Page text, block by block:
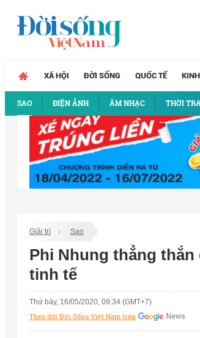
XÃ HỘI ĐỜI SỐNG QUỐC TẾ
SAO ĐIỆN ẢNH ÂM NHẠC THỜI
Giải trí Sao
Phi Nhung thẳng
tinh tế
Thứ bảy, 16/05/2020, 09:34 (GMT+7)
Theo dõi Đời Sống Việt Nam trên